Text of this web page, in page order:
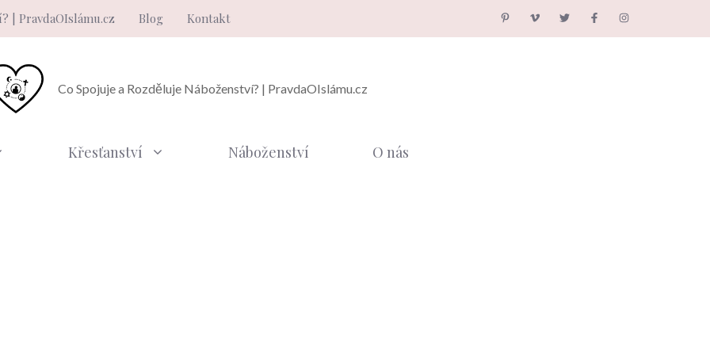
| PravdaOIslámu.cz Blog Kontakt
Co Spojuje a Rozděluje Náboženství? | PravdaOIslámu.cz
Křesťanství Náboženství O nás